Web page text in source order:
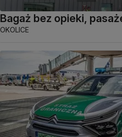
Bagaż bez opieki,
OKOLICE